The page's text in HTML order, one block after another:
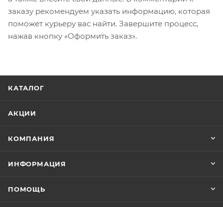
заказу рекомендуем указать информацию, которая
поможет курьеру вас найти. Завершите процесс,
нажав кнопку «Оформить заказ».
КАТАЛОГ
АКЦИИ
КОМПАНИЯ
ИНФОРМАЦИЯ
ПОМОЩЬ